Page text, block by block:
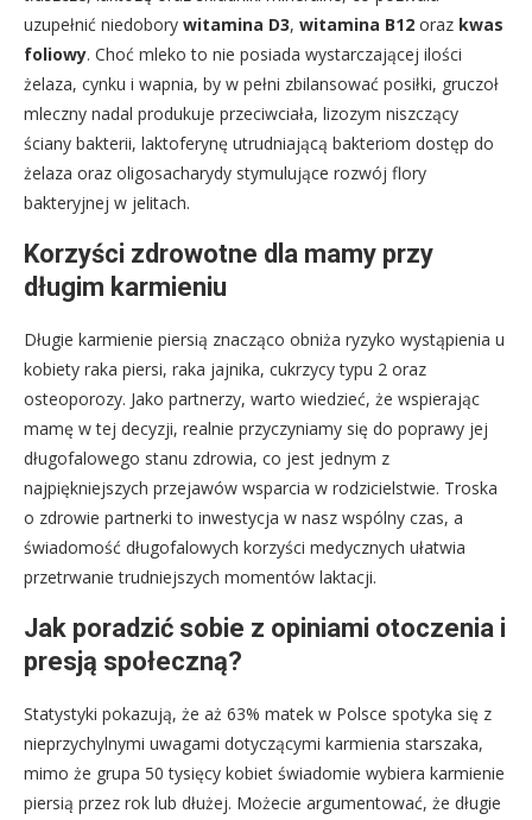
uzupełnić niedobory witamina D3, witamina B12 oraz kwas
foliowy. Choć mleko to nie posiada wystarczającej ilości
żelaza, cynku i wapnia, by w pełni zbilansować posiłki, gruczoł
mleczny nadal produkuje przeciwciała, lizozym niszczący
ściany bakterii, laktoferynę utrudniającą bakteriom dostęp do
żelaza oraz oligosacharydy stymulujące rozwój flory
bakteryjnej w jelitach.
Korzyści zdrowotne dla mamy przy
długim karmieniu
Długie karmienie piersią znacząco obniża ryzyko wystąpienia u
kobiety raka piersi, raka jajnika, cukrzycy typu 2 oraz
osteoporozy. Jako partnerzy, warto wiedzieć, że wspierając
mamę w tej decyzji, realnie przyczyniamy się do poprawy jej
długofalowego stanu zdrowia, co jest jednym z
najpiękniejszych przejawów wsparcia w rodzicielstwie. Troska
o zdrowie partnerki to inwestycja w nasz wspólny czas, a
świadomość długofalowych korzyści medycznych ułatwia
przetrwanie trudniejszych momentów laktacji.
Jak poradzić sobie z opiniami otoczenia i
presją społeczną?
Statystyki pokazują, że aż 63% matek w Polsce spotyka się z
nieprzychylnymi uwagami dotyczącymi karmienia starszaka,
mimo że grupa 50 tysięcy kobiet świadomie wybiera karmienie
piersią przez rok lub dłużej. Możecie argumentować, że długie